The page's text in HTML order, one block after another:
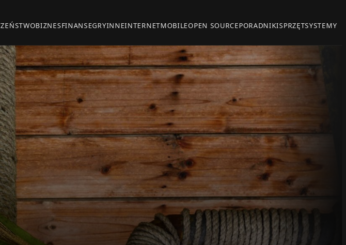
BIZNESFINANSEGRYINNEINTERNETMOBILEOPEN SOURCEPORADNIKISPRZĘTSYSTEMY